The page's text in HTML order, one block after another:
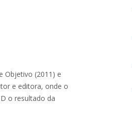
Objetivo (2011) e
e editora, onde o
o resultado da